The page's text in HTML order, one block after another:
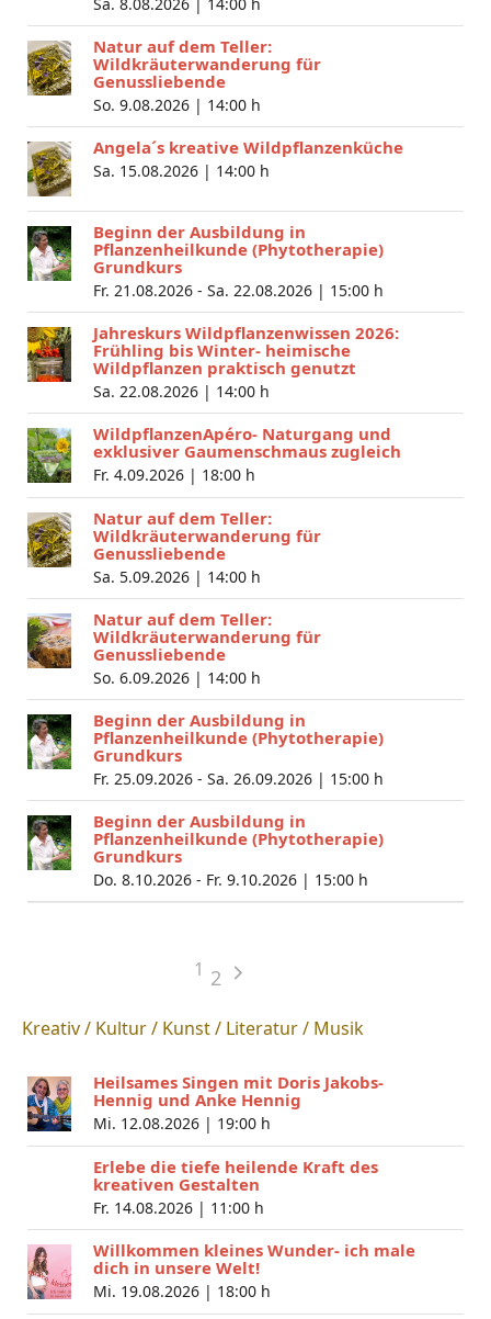
Natur auf dem Teller:
Wildkräuterwanderung für
Genussliebende
So. 9.08.2026 | 14:00 h
Angela´s kreative Wildpflanzenküche
Sa. 15.08.2026 | 14:00 h
Beginn der Ausbildung in
Pflanzenheilkunde (Phytotherapie)
Grundkurs
Fr. 21.08.2026 - Sa. 22.08.2026 | 15:00 h
Jahreskurs Wildpflanzenwissen 2026:
Frühling bis Winter- heimische
Wildpflanzen praktisch genutzt
Sa. 22.08.2026 | 14:00 h
WildpflanzenApéro- Naturgang und
exklusiver Gaumenschmaus zugleich
Fr. 4.09.2026 | 18:00 h
Natur auf dem Teller:
Wildkräuterwanderung für
Genussliebende
Sa. 5.09.2026 | 14:00 h
Natur auf dem Teller:
Wildkräuterwanderung für
Genussliebende
So. 6.09.2026 | 14:00 h
Beginn der Ausbildung in
Pflanzenheilkunde (Phytotherapie)
Grundkurs
Fr. 25.09.2026 - Sa. 26.09.2026 | 15:00 h
Beginn der Ausbildung in
Pflanzenheilkunde (Phytotherapie)
Grundkurs
Do. 8.10.2026 - Fr. 9.10.2026 | 15:00 h
1 2
Kreativ / Kultur / Kunst / Literatur / Musik
Heilsames Singen mit Doris Jakobs-
Hennig und Anke Hennig
Mi. 12.08.2026 | 19:00 h
Erlebe die tiefe heilende Kraft des
kreativen Gestalten
Fr. 14.08.2026 | 11:00 h
Willkommen kleines Wunder- ich male
dich in unsere Welt!
Mi. 19.08.2026 | 18:00 h